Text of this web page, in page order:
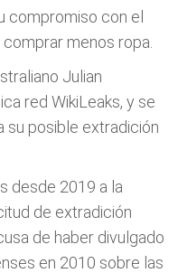
compromiso con el
menos ropa.
Julian
red WikiLeaks, y se
su posible extradición
desde 2019 a la
de extradición
de haber divulgado
en 2010 sobre las